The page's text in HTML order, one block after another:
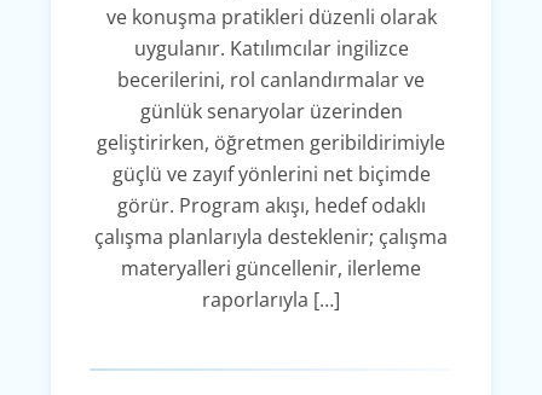
ve konuşma pratikleri düzenli olarak
uygulanır. Katılımcılar ingilizce
becerilerini, rol canlandırmalar ve
günlük senaryolar üzerinden
geliştirirken, öğretmen geribildirimiyle
güçlü ve zayıf yönlerini net biçimde
görür. Program akışı, hedef odaklı
çalışma planlarıyla desteklenir; çalışma
materyalleri güncellenir, ilerleme
raporlarıyla […]